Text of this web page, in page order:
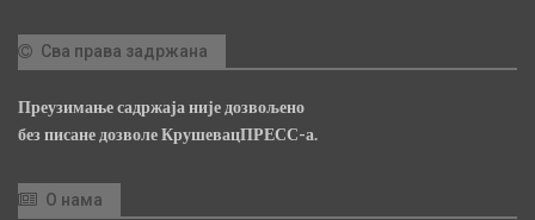
Сва права задржана
Преузимање садржаја није дозвољено
без писане дозволе КрушевацПРЕСС-а.
О нама